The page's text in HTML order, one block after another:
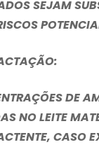
SEJAM
DE
NO LEITE
CASO